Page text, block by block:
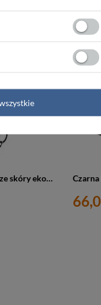
Torebka damska na ramię czarna ze skóry ekologicznej - Rovicky R-073-02